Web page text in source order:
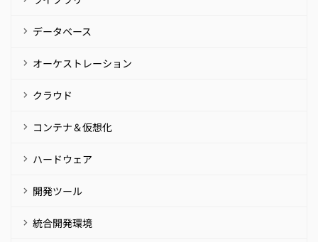
データベース
オーケストレーション
クラウド
コンテナ＆仮想化
ハードウェア
開発ツール
統合開発環境